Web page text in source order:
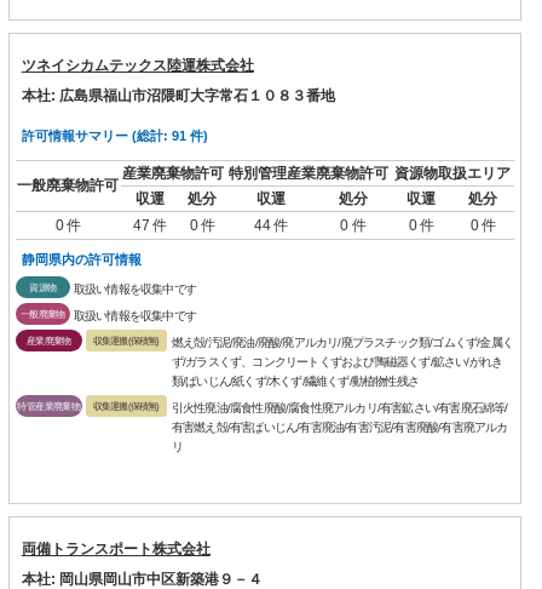
ツネイシカムテックス陸運株式会社
本社: 広島県福山市沼隈町大字常石１０８３番地
許可情報サマリー (総計: 91 件)
一般廃棄物許可
産業廃棄物許可 特別管理産業廃棄物許可 資源物取扱エリア
収運
処分 収運 処分 収運
処分
0 件
47 件 0 件 44 件 0 件 0 件 0 件
静岡県内の許可情報
資源物 取扱い情報を収集中です
一般廃棄物 取扱い情報を収集中です
産業廃棄物 収集運搬(保積無)
燃え殻/汚泥/廃油/廃酸/廃アルカリ/廃プラスチック類/ゴムくず/金属く
ず/ガラスくず、コンクリートくずおよび陶磁器くず/鉱さい/がれき
類/ばいじん/紙くず/木くず/繊維くず/動植物性残さ
特管産業廃棄物 収集運搬(保積無)
引火性廃油/腐食性廃酸/腐食性廃アルカリ/有害鉱さい/有害廃石綿等/
有害燃え殻/有害ばいじん/有害廃油/有害汚泥/有害廃酸/有害廃アルカ
リ
両備トランスポート株式会社
本社: 岡山県岡山市中区新築港９－４